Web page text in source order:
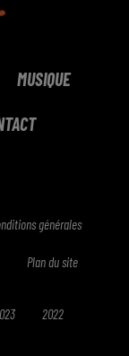
MUSIQUE
générales
Plan du site
2022